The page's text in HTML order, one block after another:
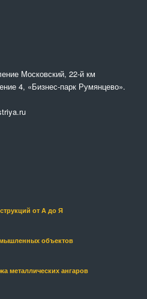
Московский, 22-й км
4, «Бизнес-парк Румянцево».
от А до Я
объектов
металлических ангаров